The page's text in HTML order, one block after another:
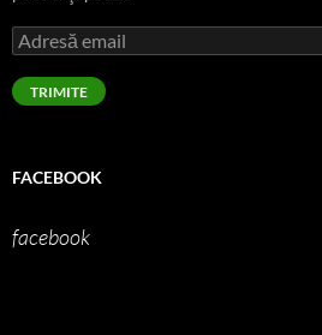
Adresă
email
TRIMITE
FACEBOOK
facebook